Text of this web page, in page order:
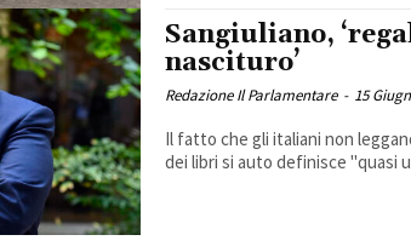
Sangiuliano,
nascituro’
Redazione Il Parlamentare - 15
Il fatto che gli italiani non
dei libri si auto definisce "quasi